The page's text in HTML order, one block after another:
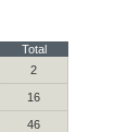
Total
2
16
46